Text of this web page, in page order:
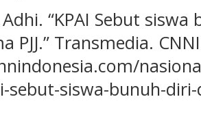
“KPAI Sebut
PJJ.” Transmedia.
sebut-siswa-bunuh-